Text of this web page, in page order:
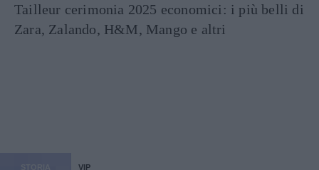
Tailleur cerimonia 2025 economici: i più belli di
Zara, Zalando, H&M, Mango e altri
VIP